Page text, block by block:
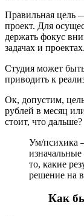
Правильная цель
проект. Для
держать фокус
задачах и
Студия может
приводить к
Ок, допустим,
рублей в месяц
стоит, что дальше?
Ум/психика
то, какие
решение на
Как